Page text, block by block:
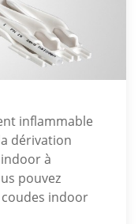
inflammable
dérivation
à
pouvez
indoor